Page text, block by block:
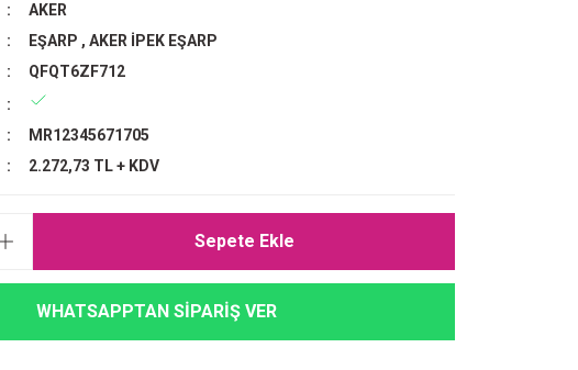
AKER
EŞARP , AKER İPEK EŞARP
QFQT6ZF712
MR12345671705
2.272,73 TL + KDV
Sepete Ekle
WHATSAPPTAN SİPARİŞ VER